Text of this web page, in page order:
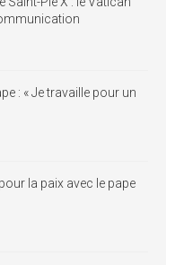
: « Je travaille pour un
la paix avec le pape